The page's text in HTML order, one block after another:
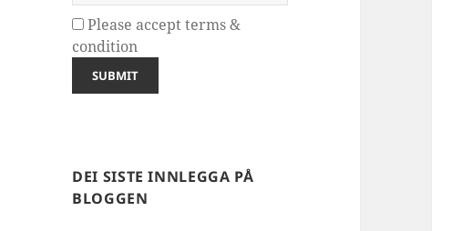
Please accept terms &
condition
DEI SISTE INNLEGGA PÅ
BLOGGEN